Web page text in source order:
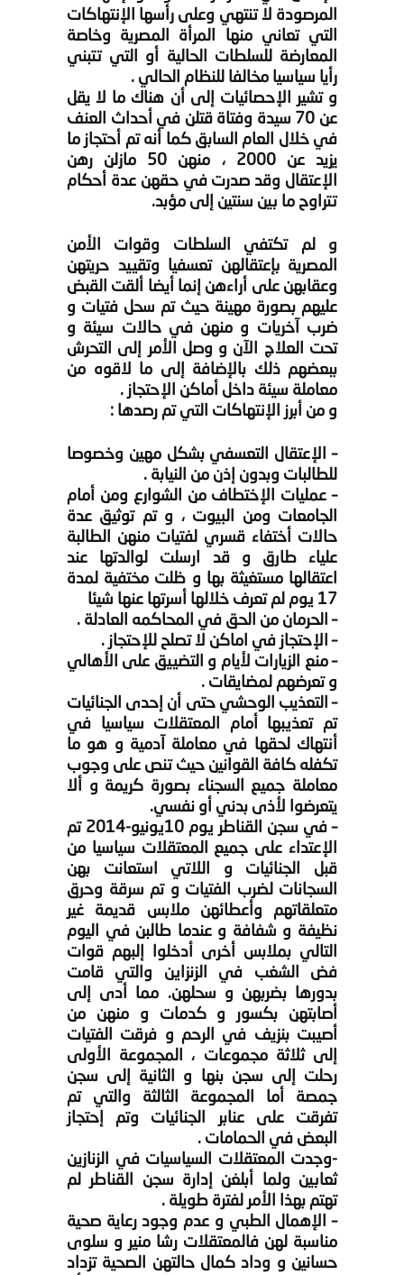
المرصودة لا تنتهي وعلى رأسها الإنتهاكات
التي تعاني منها المرأة المصرية وخاصة
المعارضة للسلطات الحالية أو التي تتبني
رأيا سياسيا مخالفا للنظام الحالي .
و تشير الإحصائيات إلى أن هناك ما لا يقل
عن 70 سيدة وفتاة قتلن في أحداث العنف
في خلال العام السابق كما أنه تم أحتجاز ما
يزيد عن 2000 ، منهن 50 مازلن رهن
الإعتقال وقد صدرت في حقهن عدة أحكام
تتراوح ما بين سنتين إلى مؤبد.
و لم تكتفي السلطات وقوات الأمن
المصرية بإعتقالهن تعسفيا وتقييد حريتهن
وعقابهن على أراءهن إنما أيضا ألقت القبض
عليهم بصورة مهينة حيث تم سحل فتيات و
ضرب آخريات و منهن في حالات سيئة و
تحت العلاج الآن و وصل الأمر إلى التحرش
ببعضهم ذلك بالإضافة إلى ما لاقوه من
معاملة سيئة داخل أماكن الإحتجاز .
و من أبرز الإنتهاكات التي تم رصدها :
– الإعتقال التعسفي بشكل مهين وخصوصا
للطالبات وبدون إذن من النيابة .
– عمليات الإختطاف من الشوارع ومن أمام
الجامعات ومن البيوت ، و تم توثيق عدة
حالات أختفاء قسري لفتيات منهن الطالبة
علياء طارق و قد ارسلت لوالدتها عند
اعتقالها مستغيثة بها و ظلت مختفية لمدة
17 يوم لم تعرف خلالها أسرتها عنها شيئا
– الحرمان من الحق في المحاكمه العادلة .
– الإحتجاز في اماكن لا تصلح للإحتجاز .
– منع الزيارات لأيام و التضييق على الأهالي
و تعرضهم لمضايقات .
– التعذيب الوحشي حتى أن إحدى الجنائيات
تم تعذيبها أمام المعتقلات سياسيا في
أنتهاك لحقها في معاملة آدمية و هو ما
تكفله كافة القوانين حيث تنص على وجوب
معاملة جميع السجناء بصورة كريمة و ألا
يتعرضوا لأذى بدني أو نفسي.
– في سجن القناطر يوم 10يونيو-2014 تم
الإعتداء على جميع المعتقلات سياسيا من
قبل الجنائيات و اللاتي استعانت بهن
السجانات لضرب الفتيات و تم سرقة وحرق
متعلقاتهم وأعطائهن ملابس قديمة غير
نظيفة و شفافة و عندما طالبن في اليوم
التالي بملابس أخرى أدخلوا إلبهم قوات
فض الشغب في الزنزاين والتي قامت
بدورها بضربهن و سحلهن. مما أدى إلى
أصابتهن بكسور و كدمات و منهن من
أصيبت بنزيف في الرحم و فرقت الفتيات
إلى ثلاثة مجموعات ، المجموعة الأولى
رحلت إلى سجن بنها و الثانية إلى سجن
جمصة أما المجموعة الثالثة والتي تم
تفرقت على عنابر الجنائيات وتم إحتجاز
البعض في الحمامات .
-وجدت المعتقلات السياسيات في الزنازين
ثعابين ولما أبلغن إدارة سجن القناطر لم
تهتم بهذا الأمر لفترة طويلة .
– الإهمال الطبي و عدم وجود رعاية صحية
مناسبة لهن فالمعتقلات رشا منير و سلوى
حسانين و وداد كمال حالتهن الصحية تزداد